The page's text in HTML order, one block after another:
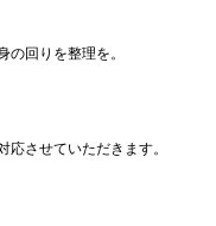
回りを整理を。
させていただきます。